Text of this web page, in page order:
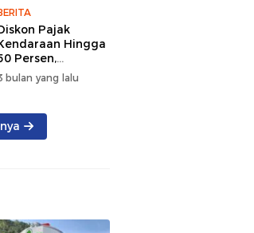
Pajak
Hingga
Persen,
Genjot
Mutasi Kendaraan
bulan yang lalu